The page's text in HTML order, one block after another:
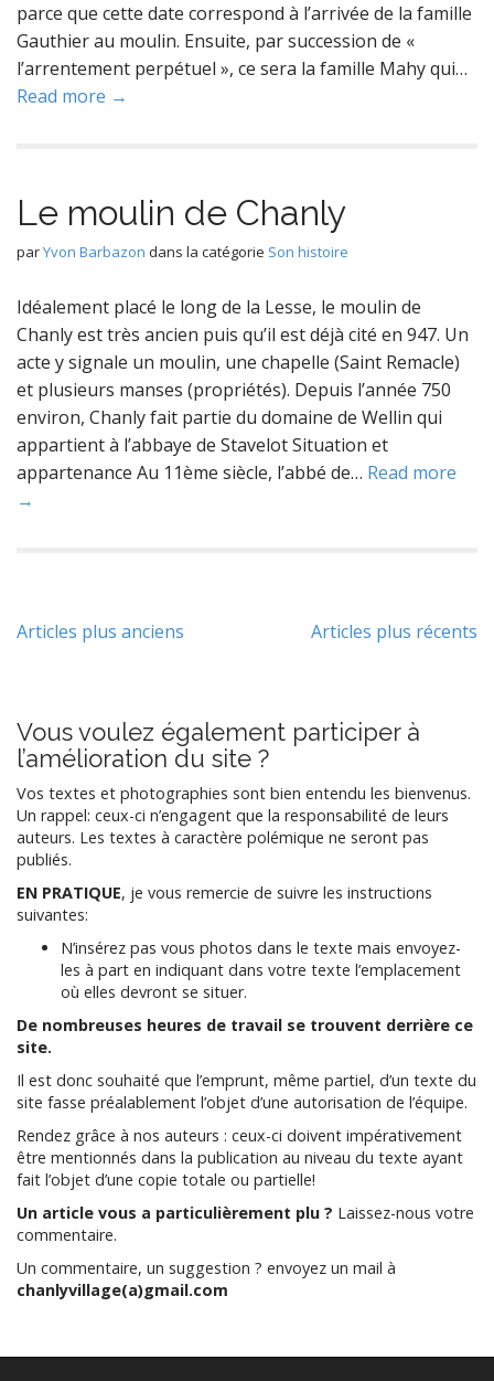
parce que cette date correspond à l’arrivée de la famille
Gauthier au moulin. Ensuite, par succession de «
l’arrentement perpétuel », ce sera la famille Mahy qui…
Read more →
Le moulin de Chanly
parYvon Barbazon dans la catégorie Son histoire
Idéalement placé le long de la Lesse, le moulin de
Chanly est très ancien puis qu’il est déjà cité en 947. Un
acte y signale un moulin, une chapelle (Saint Remacle)
et plusieurs manses (propriétés). Depuis l’année 750
environ, Chanly fait partie du domaine de Wellin qui
appartient à l’abbaye de Stavelot Situation et
appartenance Au 11ème siècle, l’abbé de… Read more
→
Navigation
Articles plus anciens Articles plus récents
Vous voulez également participer à
l’amélioration du site ?
Vos textes et photographies sont bien entendu les bienvenus.
Un rappel: ceux-ci n’engagent que la responsabilité de leurs
auteurs. Les textes à caractère polémique ne seront pas
publiés.
EN PRATIQUE, je vous remercie de suivre les instructions
suivantes:
N’insérez pas vous photos dans le texte mais envoyez-
les à part en indiquant dans votre texte l’emplacement
où elles devront se situer.
De nombreuses heures de travail se trouvent derrière ce
site.
Il est donc souhaité que l’emprunt, même partiel, d’un texte du
site fasse préalablement l’objet d’une autorisation de l’équipe.
Rendez grâce à nos auteurs : ceux-ci doivent impérativement
être mentionnés dans la publication au niveau du texte ayant
fait l’objet d’une copie totale ou partielle!
Un article vous a particulièrement plu ? Laissez-nous votre
commentaire.
Un commentaire, un suggestion ? envoyez un mail à
chanlyvillage(a)gmail.com